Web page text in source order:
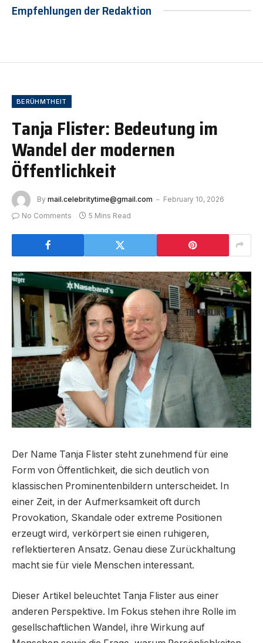
Empfehlungen der Redaktion
BERÜHMTHEIT
Tanja Flister: Bedeutung im
Wandel der modernen
Öffentlichkeit
By mail.celebritytime@gmail.com
February 10, 2026
No Comments
5 Mins Read
Der Name Tanja Flister steht zunehmend für eine
Form von Öffentlichkeit, die sich deutlich von
klassischen Prominentenbildern unterscheidet. In
einer Zeit, in der Aufmerksamkeit oft durch
Provokation, Skandale oder extreme Positionen
erzeugt wird, verkörpert sie einen ruhigeren,
reflektierteren Ansatz. Genau diese Zurückhaltung
macht sie für viele Menschen interessant.
Dieser Artikel beleuchtet Tanja Flister aus einer
anderen Perspektive. Im Fokus stehen ihre Rolle im
gesellschaftlichen Wandel, ihre Wirkung auf